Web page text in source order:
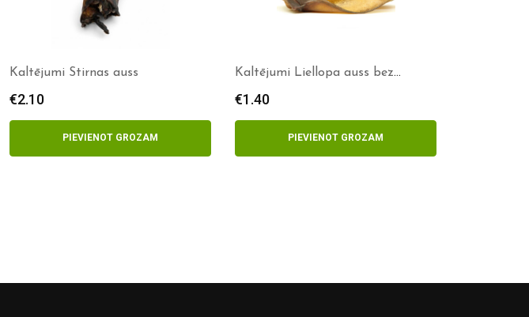
Kaltējumi Stirnas auss
€2.10
PIEVIENOT GROZAM
Kaltējumi Liellopa auss bez
€1.40
PIEVIENOT GROZAM